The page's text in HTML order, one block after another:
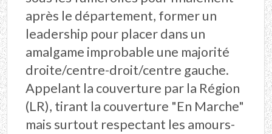
après le département, former un
leadership pour placer dans un
amalgame improbable une majorité
droite/centre-droit/centre gauche.
Appelant la couverture par la Région
(LR), tirant la couverture "En Marche"
mais surtout respectant les amours-